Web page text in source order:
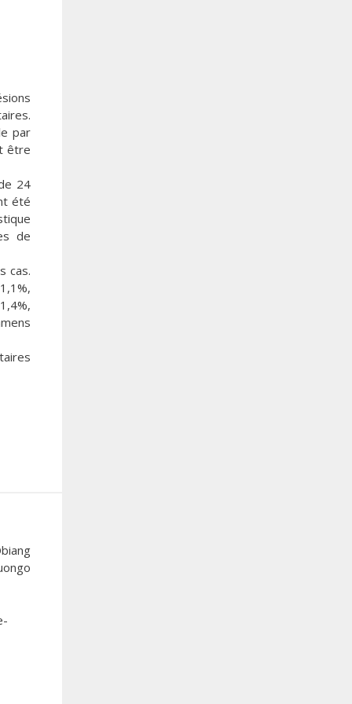
par
être
24
été
de
cas.